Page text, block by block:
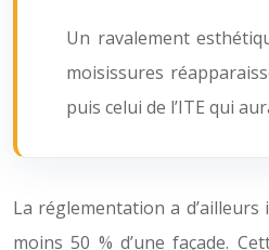
Un ravalement
moisissures
puis celui de l’ITE qui
La réglementation a
moins 50 % d’une façade.